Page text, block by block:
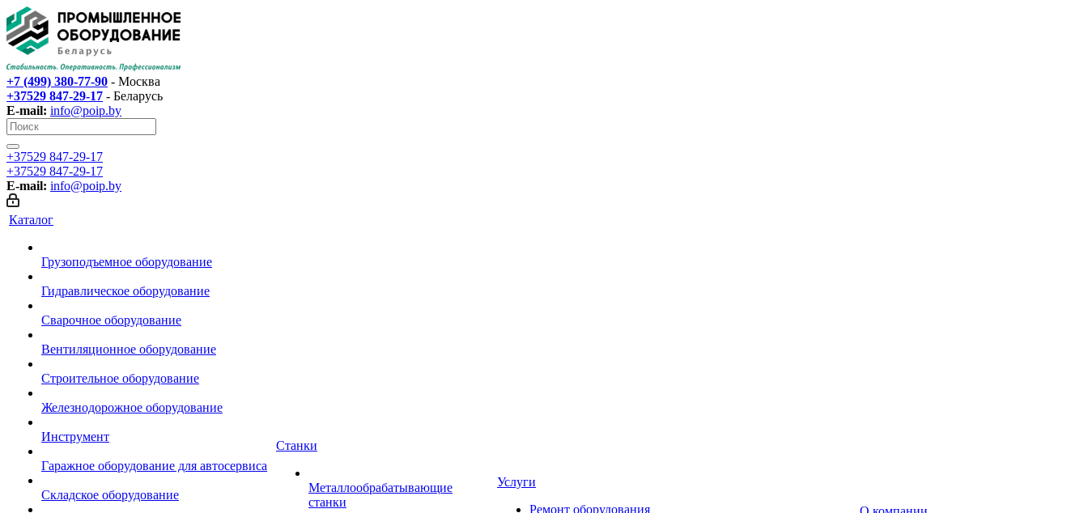
+7 (499) 380-77-90 - Москва
+37529 847-29-17‬ - Беларусь
E-mail: info@poip.by
+37529 847-29-17‬
+37529 847-29-17‬
E-mail: info@poip.by
Каталог
Грузоподъемное оборудование
Гидравлическое оборудование
Сварочное оборудование
Вентиляционное оборудование
Строительное оборудование
Железнодорожное оборудование
Инструмент
Гаражное оборудование для автосервиса
Складское оборудование
Станки
Металлообрабатывающие
станки
Услуги
Ремонт оборудования